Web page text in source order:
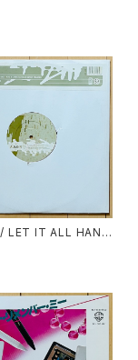
/ LET IT ALL HANG
& CHRISTIAN RE